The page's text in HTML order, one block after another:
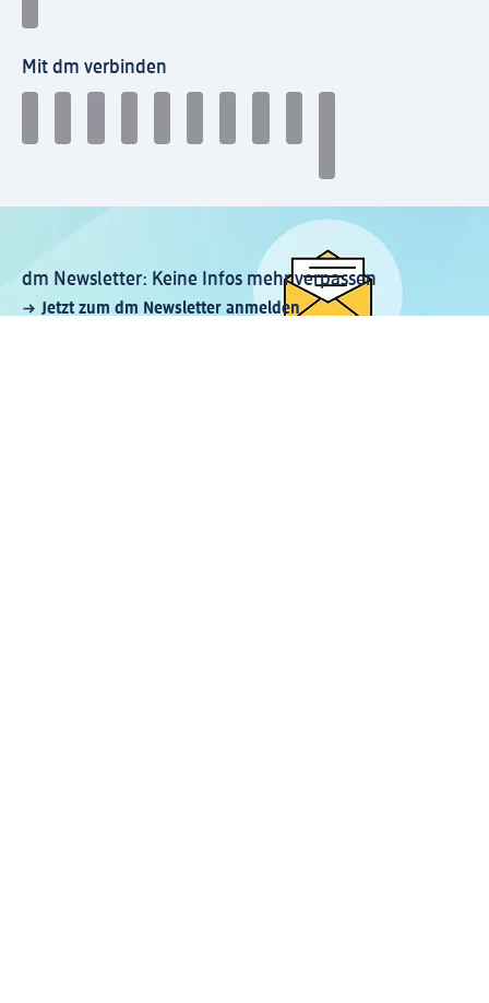
Mit dm verbinden
dm Newsletter: Keine Infos mehr verpassen
Jetzt zum dm Newsletter anmelden